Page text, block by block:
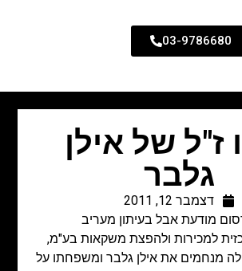
03-9786680
ז"ל של אילן
גלבר
דצמבר 12, 2011
מודעת אבל בעיתון מעריב
למכירות ולהפצת משקאות בע"מ,
מנחמים את אילן גלבר ומשפחתו על